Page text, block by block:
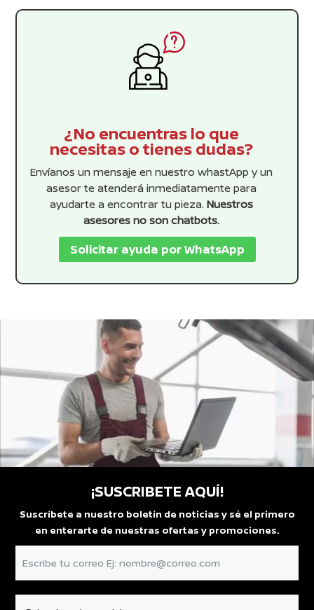
¿No encuentras lo que
necesitas o tienes dudas?
Envíanos un mensaje en nuestro whastApp y un
asesor te atenderá inmediatamente para
ayudarte a encontrar tu pieza. Nuestros
asesores no son chatbots.
Solicitar ayuda por WhatsApp
¡SUSCRIBETE AQUÍ!
Suscríbete a nuestro boletín de noticias y sé el primero
en enterarte de nuestras ofertas y promociones.